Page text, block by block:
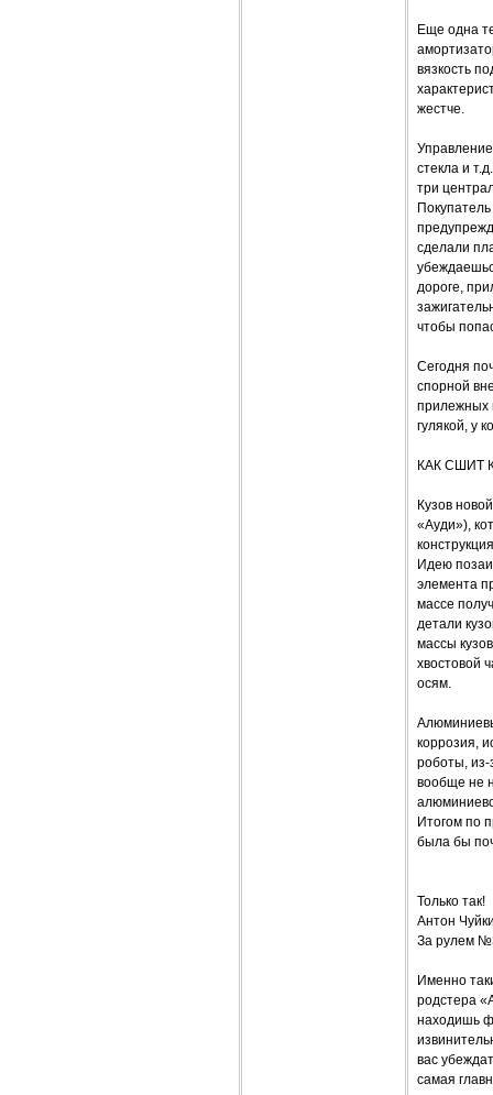
Еще одна
вязкость
жестче.
стекла и
три
сделали
дороге,
чтобы
Сегодня
спорной
прилежных
гулякой, у
КАК СШИТ
Кузов
«Ауди»),
Идею
элемента
массе
детали
массы
хвостовой
осям.
коррозия,
роботы, из-
вообще не
Итогом по
была бы
Только так!
Антон
За рулем
Именно
родстера
находишь
вас
самая